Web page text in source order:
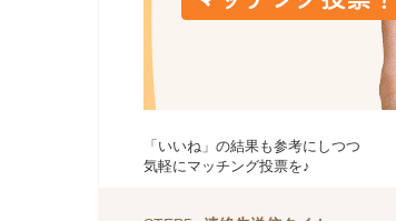
「いいね」の結果も参考にしつつ
気軽にマッチング投票を♪